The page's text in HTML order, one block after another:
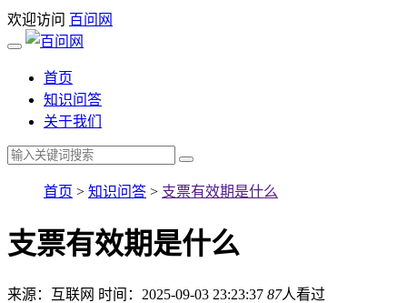
欢迎访问 百问网
首页
知识问答
关于我们
首页 > 知识问答 > 支票有效期是什么
支票有效期是什么
来源：互联网 时间：2025-09-03 23:23:37 87人看过